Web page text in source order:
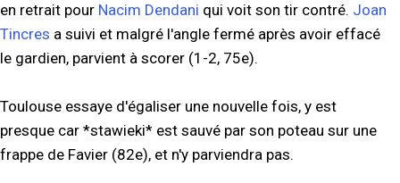
en retrait pour Nacim Dendani qui voit son tir contré. Joan
Tincres a suivi et malgré l'angle fermé après avoir effacé
le gardien, parvient à scorer (1-2, 75e).
Toulouse essaye d'égaliser une nouvelle fois, y est
presque car *stawieki* est sauvé par son poteau sur une
frappe de Favier (82e), et n'y parviendra pas.